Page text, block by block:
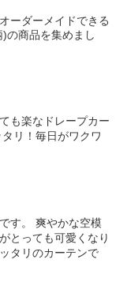
ーダーメイドできる
の商品を集めまし
も楽なドレープカー
リ！毎日がワクワ
す。 爽やかな空模
とっても可愛くなり
タリのカーテンで